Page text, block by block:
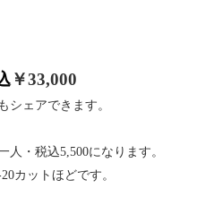
￥33,000
シェアできます。
・税込5,500になります。
カットほどです。